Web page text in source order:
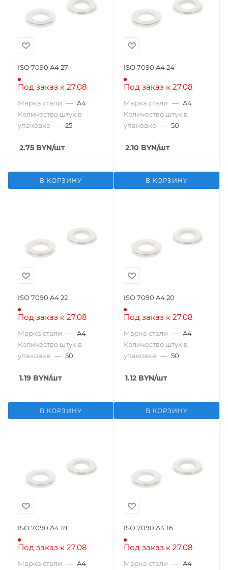
ISO 7090 A4 27
Под заказ к 27.08
Марка стали — A4
Количество штук в
упаковке — 25
2.75 BYN/шт
В КОРЗИНУ
ISO 7090 A4 24
Под заказ к 27.08
Марка стали — A4
Количество штук в
упаковке — 50
2.10 BYN/шт
В КОРЗИНУ
ISO 7090 A4 22
Под заказ к 27.08
Марка стали — A4
Количество штук в
упаковке — 50
1.19 BYN/шт
В КОРЗИНУ
ISO 7090 A4 20
Под заказ к 27.08
Марка стали — A4
Количество штук в
упаковке — 50
1.12 BYN/шт
В КОРЗИНУ
ISO 7090 A4 18
Под заказ к 27.08
Марка стали — A4
ISO 7090 A4 16
Под заказ к 27.08
Марка стали — A4